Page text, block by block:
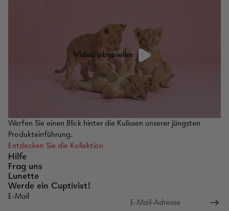
Video abspielen
Werfen Sie einen Blick hinter die Kulissen unserer jüngsten
Produkteinführung.
Entdecken Sie die Kollektion
Hilfe
Frag uns
Lunette
Werde ein Cuptivist!
E-Mail